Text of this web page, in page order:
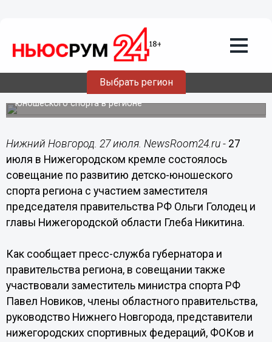
Выбрать регион
Уверен, что нам удастся успешно
реализовать все преимущества,
которые Нижегородская область
традиционно имеет в спорте, - Никитин
В Кремле состоялось совещание по развитию детско-
юношеского спорта в регионе
Нижний Новгород. 27 июля. NewsRoom24.ru - 27
июля в Нижегородском кремле состоялось
совещание по развитию детско-юношеского
спорта региона с участием заместителя
председателя правительства РФ Ольги Голодец и
главы Нижегородской области Глеба Никитина.
Как сообщает пресс-служба губернатора и
правительства региона, в совещании также
участвовали заместитель министра спорта РФ
Павел Новиков, члены областного правительства,
руководство Нижнего Новгорода, представители
нижегородских спортивных федераций, ФОКов и